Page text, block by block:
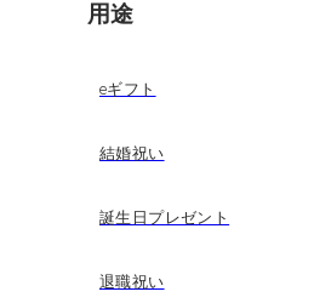
用途
eギフト
結婚祝い
誕生日プレゼント
退職祝い